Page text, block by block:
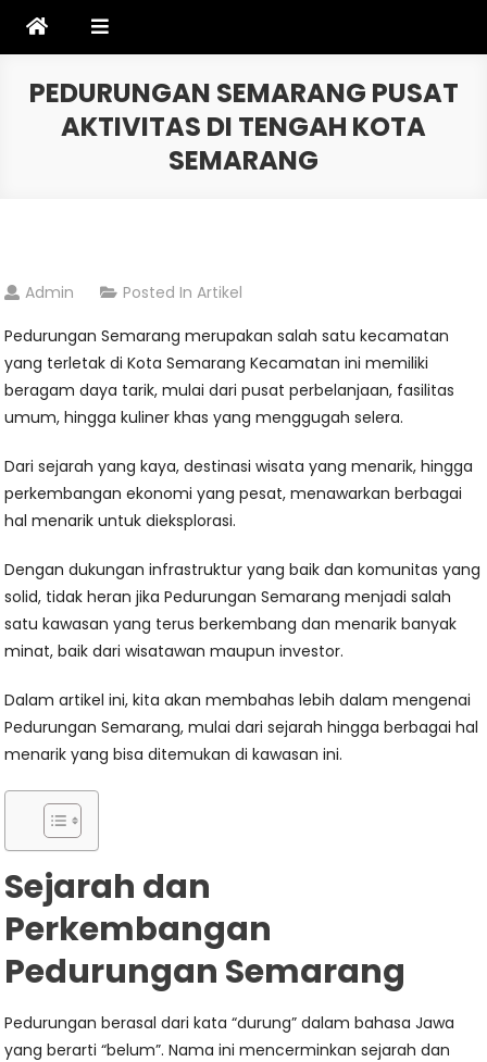
PEDURUNGAN SEMARANG PUSAT
AKTIVITAS DI TENGAH KOTA
SEMARANG
Admin Posted InArtikel
Pedurungan Semarang merupakan salah satu kecamatan
yang terletak di Kota Semarang Kecamatan ini memiliki
beragam daya tarik, mulai dari pusat perbelanjaan, fasilitas
umum, hingga kuliner khas yang menggugah selera.
Dari sejarah yang kaya, destinasi wisata yang menarik, hingga
perkembangan ekonomi yang pesat, menawarkan berbagai
hal menarik untuk dieksplorasi.
Dengan dukungan infrastruktur yang baik dan komunitas yang
solid, tidak heran jika Pedurungan Semarang menjadi salah
satu kawasan yang terus berkembang dan menarik banyak
minat, baik dari wisatawan maupun investor.
Dalam artikel ini, kita akan membahas lebih dalam mengenai
Pedurungan Semarang, mulai dari sejarah hingga berbagai hal
menarik yang bisa ditemukan di kawasan ini.
Sejarah dan
Perkembangan
Pedurungan Semarang
Pedurungan berasal dari kata “durung” dalam bahasa Jawa
yang berarti “belum”. Nama ini mencerminkan sejarah dan